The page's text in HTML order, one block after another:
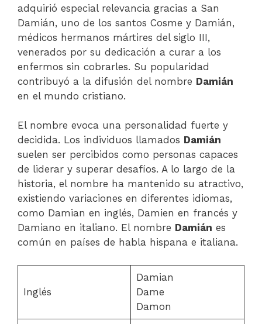
adquirió especial relevancia gracias a San
Damián, uno de los santos Cosme y Damián,
médicos hermanos mártires del siglo III,
venerados por su dedicación a curar a los
enfermos sin cobrarles. Su popularidad
contribuyó a la difusión del nombre Damián
en el mundo cristiano.
El nombre evoca una personalidad fuerte y
decidida. Los individuos llamados Damián
suelen ser percibidos como personas capaces
de liderar y superar desafíos. A lo largo de la
historia, el nombre ha mantenido su atractivo,
existiendo variaciones en diferentes idiomas,
como Damian en inglés, Damien en francés y
Damiano en italiano. El nombre Damián es
común en países de habla hispana e italiana.
Inglés
Damian
Dame
Damon